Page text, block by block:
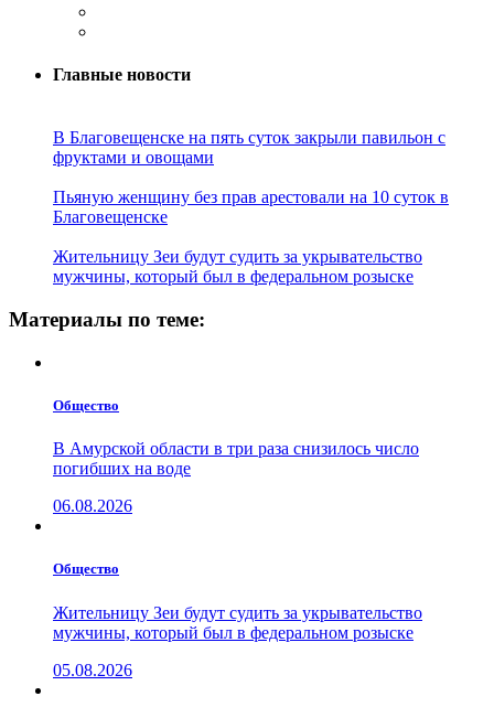
Главные новости
В Благовещенске на пять суток закрыли павильон с
фруктами и овощами
Пьяную женщину без прав арестовали на 10 суток в
Благовещенске
Жительницу Зеи будут судить за укрывательство
мужчины, который был в федеральном розыске
Материалы по теме:
Общество
В Амурской области в три раза снизилось число
погибших на воде
06.08.2026
Общество
Жительницу Зеи будут судить за укрывательство
мужчины, который был в федеральном розыске
05.08.2026